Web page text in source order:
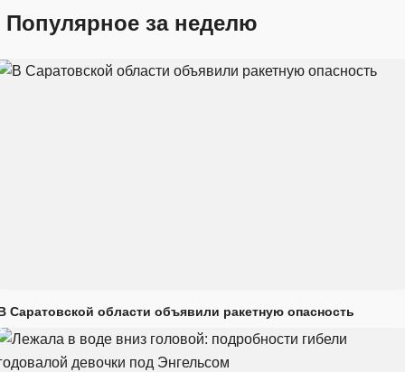
Популярное за неделю
Саратовской области объявили ракетную опасность